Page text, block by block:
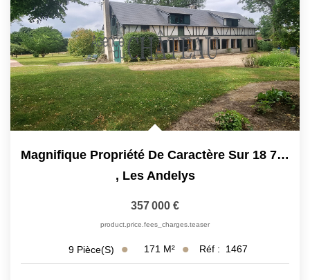
Magnifique Propriété De Caractère Sur 18 750 M²
, Les Andelys
357 000 €
product.price.fees_charges.teaser
9 Pièce(s) 171 M² Réf : 1467